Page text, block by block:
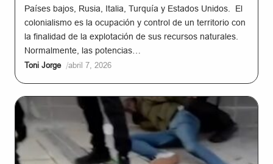
Países bajos, Rusia, Italia, Turquía y Estados Unidos. El
colonialismo es la ocupación y control de un territorio con
la finalidad de la explotación de sus recursos naturales.
Normalmente, las potencias…
Toni Jorge /abril 7, 2026